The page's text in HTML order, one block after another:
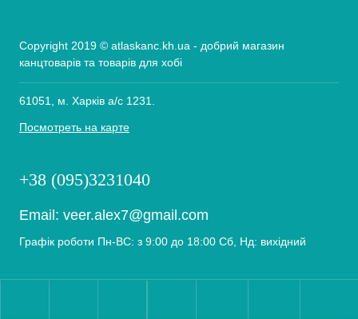
Copyright 2019 © atlaskanc.kh.ua - добрий магазин
канцтоварів та товарів для хобі
61051, м. Харків а/с 1231.
Посмотреть на карте
+38 (095)3231040
Email: veer.alex7@gmail.com
Графік роботи Пн-ВС: з 9:00 до 18:00 Сб, Нд: вихідний